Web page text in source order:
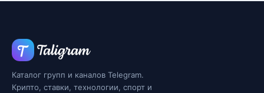
Каталог групп и каналов Telegram.
Крипто, ставки, технологии, спорт и